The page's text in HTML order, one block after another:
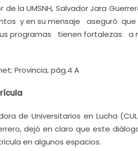
la UMSNH, Salvador Jara
y en su mensaje aseguró que
programas tienen fortalezas a
Provincia, pág.4 A
de Universitarios en Lucha
dejó en claro que este
en algunos espacios.